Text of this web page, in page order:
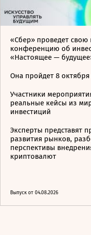
«Сбер» проведет свою
конференцию об
«Настоящее —
Она пройдет 8
Участники
реальные кейсы из
инвестиций
Эксперты представят
развития рынков,
перспективы
криптовалют
Выпуск от 04.08.2026